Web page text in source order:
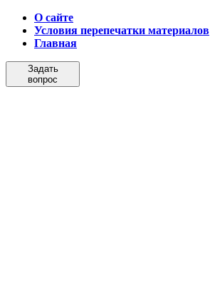
О сайте
Условия перепечатки материалов
Главная
Задать
вопрос